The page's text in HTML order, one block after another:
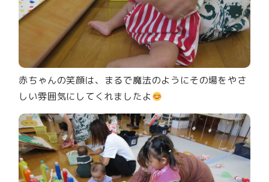
赤ちゃんの笑顔は、まるで魔法のようにその場をやさ
しい雰囲気にしてくれましたよ